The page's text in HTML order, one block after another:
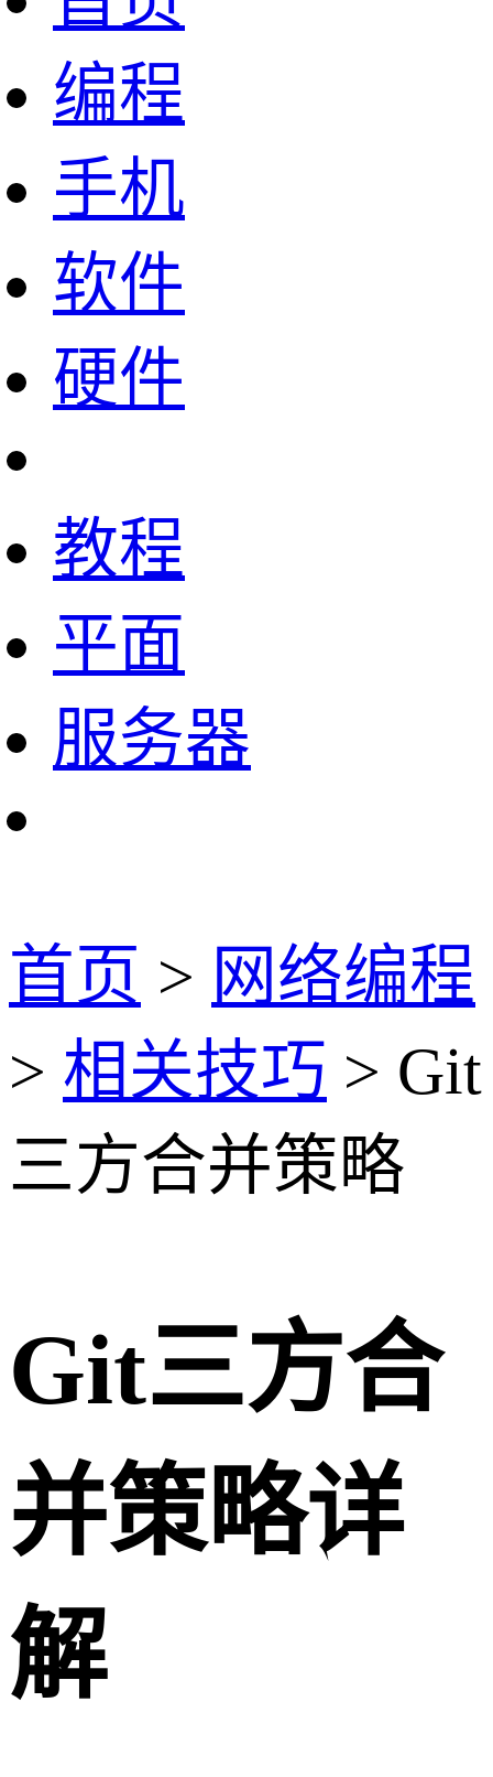
编程
手机
软件
硬件
教程
平面
服务器
首页 > 网络编程
> 相关技巧 > Git
三方合并策略
Git三方合
并策略详
解